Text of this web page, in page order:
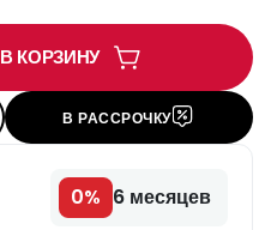
В КОРЗИНУ
В РАССРОЧКУ
0% 6 месяцев